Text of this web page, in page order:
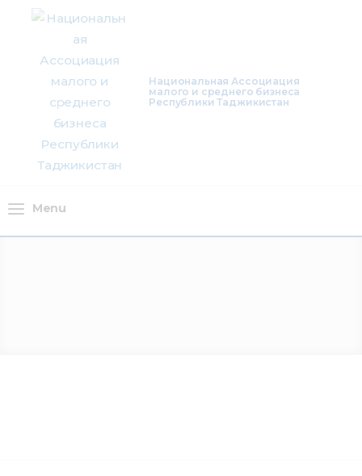
Национальная Ассоциация
малого и среднего бизнеса
Республики Таджикистан
Menu
О нас
Деятельность
Проекты
Членство
Инфоресурсы